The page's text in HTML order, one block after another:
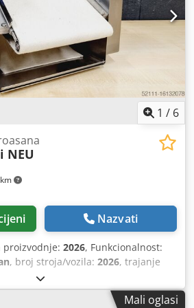
poduzeća! Iskoristite
u trajanju od preko 35 godina!
Limovi za pečenje Ugovor o
Obuka i puštanje u rad Na
strojeve za pečenje kolača!
1 / 6
NEU
Nazvati
proizvodnje: 2026, Funkcionalnost:
, broj stroja/vozila: 2026, trajanje
, ulazni napon:
250 mm, širina transportne
, ukupna širina:
Mali oglasi